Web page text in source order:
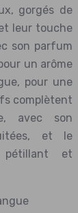
gorgés de
leur touche
son parfum
un arôme
pour une
complètent
avec son
et le
pétillant et